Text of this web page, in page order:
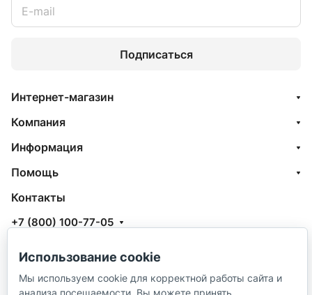
Подписаться
Интернет-магазин
Компания
Информация
Помощь
Контакты
+7 (800) 100-77-05
г. Краснодар (Центр),
Использование cookie
Мы используем cookie для корректной работы сайта и
анализа посещаемости. Вы можете принять